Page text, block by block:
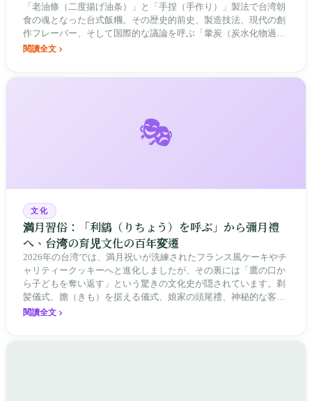
「老油條（二度揚げ油条）」と「手捏（手作り）」製法で台湾朝
食の魂となった台式飯糰。その歴史的前史、製造技法、現代の創
作フレーバー、そして国際的な議論を呼ぶ「暈炭（炭水化物過多
による眠気）文化」を深く解説します。
閱讀全文
🎭
文化
満月習俗：「利鷂（りちょう）を呼ぶ」から彌月禮
へ、台湾の育児文化の百年変遷
2026年の台湾では、満月祝いが洗練されたフランス風ケーキやチ
ャリティークッキーへと進化しましたが、その裏には「鷹の口か
ら子どもを奪い返す」という驚きの文化史が隠されています。剃
髪儀式、膽（きも）を据える儀式、娘家の頭尾禮、神秘的な客家
の「利鷂を呼ぶ」習俗から、現代の彌月禮ボックスやお祝い金相
閱讀全文